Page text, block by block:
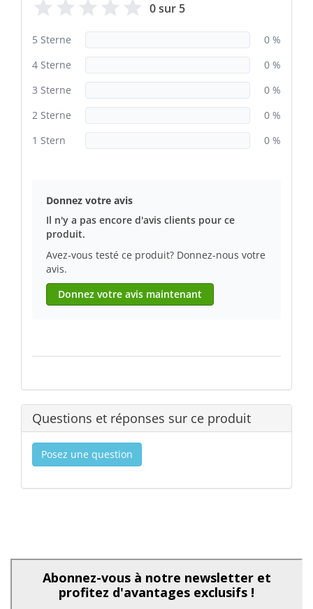
0 sur 5
5 Sterne
0 %
4 Sterne
0 %
3 Sterne
0 %
2 Sterne
0 %
1 Stern
0 %
Donnez votre avis
Il n'y a pas encore d'avis clients pour ce
produit.
Avez-vous testé ce produit? Donnez-nous votre
avis.
Donnez votre avis maintenant
Questions et réponses sur ce produit
Posez une question